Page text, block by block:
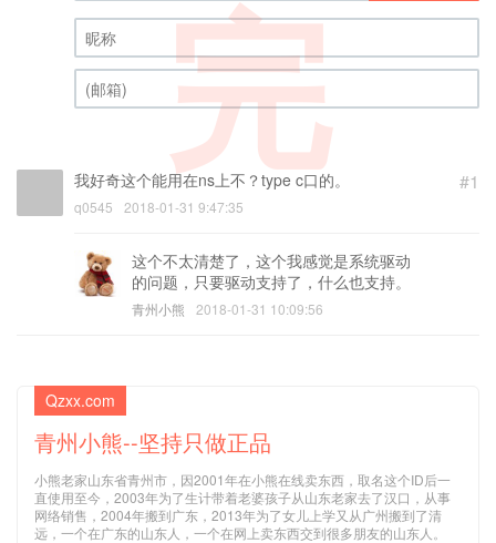
昵称 (必填)
#1
我好奇这个能用在ns上不？type c口的。
q0545 2018-01-31 9:47:35
这个不太清楚了，这个我感觉是系统驱动
的问题，只要驱动支持了，什么也支持。
青州小熊 2018-01-31 10:09:56
Qzxx.com
青州小熊--坚持只做正品
小熊老家山东省青州市，因2001年在小熊在线卖东西，取名这个ID后一
直使用至今，2003年为了生计带着老婆孩子从山东老家去了汉口，从事
网络销售，2004年搬到广东，2013年为了女儿上学又从广州搬到了清
远，一个在广东的山东人，一个在网上卖东西交到很多朋友的山东人。
完